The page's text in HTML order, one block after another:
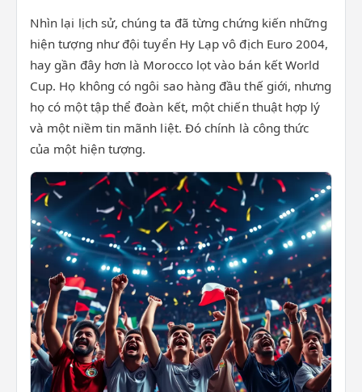
Nhìn lại lịch sử, chúng ta đã từng chứng kiến những
hiện tượng như đội tuyển Hy Lạp vô địch Euro 2004,
hay gần đây hơn là Morocco lọt vào bán kết World
Cup. Họ không có ngôi sao hàng đầu thế giới, nhưng
họ có một tập thể đoàn kết, một chiến thuật hợp lý
và một niềm tin mãnh liệt. Đó chính là công thức
của một hiện tượng.